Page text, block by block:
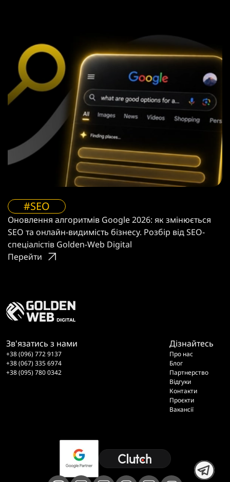
#SEO
Оновлення алгоритмів Google 2026: як змінюється
SEO та онлайн-видимість бізнесу. Розбір від SEO-
спеціалістів Golden-Web Digital
Перейти
Дізнайтесь
Про нас
Блог
Партнерство
Відгуки
Контакти
Проєкти
Вакансії
Зв'язатись з нами
+38 (096) 772 9137
+38 (067) 335 6974
+38 (095) 780 0342